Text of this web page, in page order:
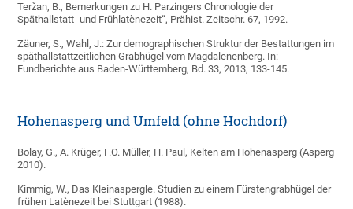
Teržan, B., Bemerkungen zu H. Parzingers Chronologie der
Späthallstatt- und Frühlatènezeit“, Prähist. Zeitschr. 67, 1992.
Zäuner, S., Wahl, J.: Zur demographischen Struktur der Bestattungen im
späthallstattzeitlichen Grabhügel vom Magdalenenberg. In:
Fundberichte aus Baden-Württemberg, Bd. 33, 2013, 133-145.
Hohenasperg und Umfeld (ohne Hochdorf)
Bolay, G., A. Krüger, F.O. Müller, H. Paul, Kelten am Hohenasperg (Asperg
2010).
Kimmig, W., Das Kleinaspergle. Studien zu einem Fürstengrabhügel der
frühen Latènezeit bei Stuttgart (1988).